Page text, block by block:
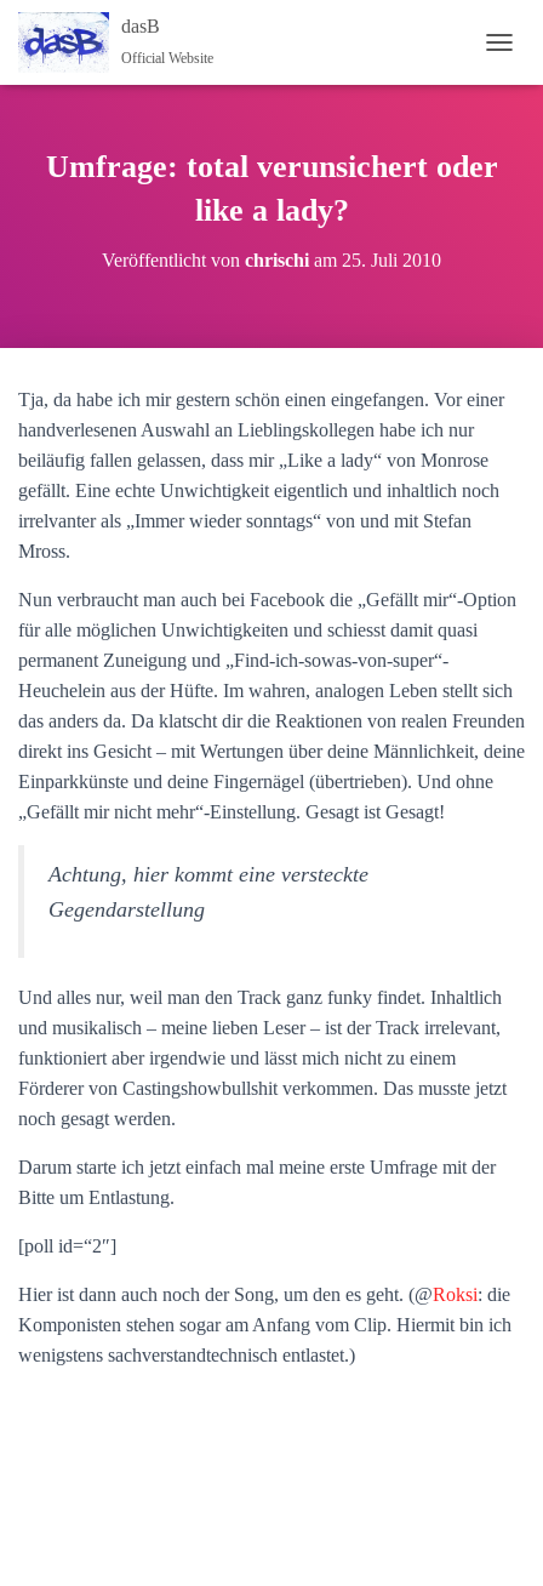
dasB
Official Website
Umfrage: total verunsichert oder
like a lady?
Veröffentlicht von chrischi am 25. Juli 2010
Tja, da habe ich mir gestern schön einen eingefangen. Vor einer
handverlesenen Auswahl an Lieblingskollegen habe ich nur
beiläufig fallen gelassen, dass mir „Like a lady“ von Monrose
gefällt. Eine echte Unwichtigkeit eigentlich und inhaltlich noch
irrelvanter als „Immer wieder sonntags“ von und mit Stefan
Mross.
Nun verbraucht man auch bei Facebook die „Gefällt mir“-Option
für alle möglichen Unwichtigkeiten und schiesst damit quasi
permanent Zuneigung und „Find-ich-sowas-von-super“-
Heuchelein aus der Hüfte. Im wahren, analogen Leben stellt sich
das anders da. Da klatscht dir die Reaktionen von realen Freunden
direkt ins Gesicht – mit Wertungen über deine Männlichkeit, deine
Einparkkünste und deine Fingernägel (übertrieben). Und ohne
„Gefällt mir nicht mehr“-Einstellung. Gesagt ist Gesagt!
Achtung, hier kommt eine versteckte
Gegendarstellung
Und alles nur, weil man den Track ganz funky findet. Inhaltlich
und musikalisch – meine lieben Leser – ist der Track irrelevant,
funktioniert aber irgendwie und lässt mich nicht zu einem
Förderer von Castingshowbullshit verkommen. Das musste jetzt
noch gesagt werden.
Darum starte ich jetzt einfach mal meine erste Umfrage mit der
Bitte um Entlastung.
[poll id=“2″]
Hier ist dann auch noch der Song, um den es geht. (@Roksi: die
Komponisten stehen sogar am Anfang vom Clip. Hiermit bin ich
wenigstens sachverstandtechnisch entlastet.)